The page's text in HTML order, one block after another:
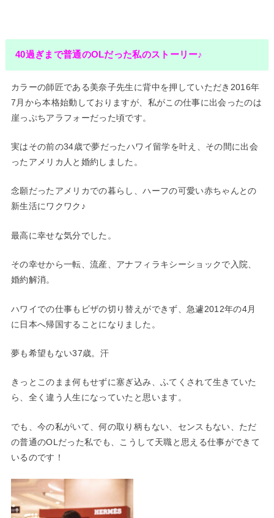
40過ぎまで普通のOLだった私のストーリー♪
カラーの師匠である美奈子先生に背中を押していただき2016年
7月から本格始動しておりますが、私がこの仕事に出会ったのは
崖っぷちアラフォーだった頃です。
実はその前の34歳で夢だったハワイ留学を叶え、その間に出会
ったアメリカ人と婚約しました。
念願だったアメリカでの暮らし、ハーフの可愛い赤ちゃんとの
新生活にワクワク♪
最高に幸せな気分でした。
その幸せから一転、流産、アナフィラキシーショックで入院、
婚約解消。
ハワイでの仕事もビザの切り替えができず、急遽2012年の4月
に日本へ帰国することになりました。
夢も希望もない37歳。汗
きっとこのまま何もせずに塞ぎ込み、ふてくされて生きていた
ら、全く違う人生になっていたと思います。
でも、今の私がいて、何の取り柄もない、センスもない、ただ
の普通のOLだった私でも、こうして天職と思える仕事ができて
いるのです！